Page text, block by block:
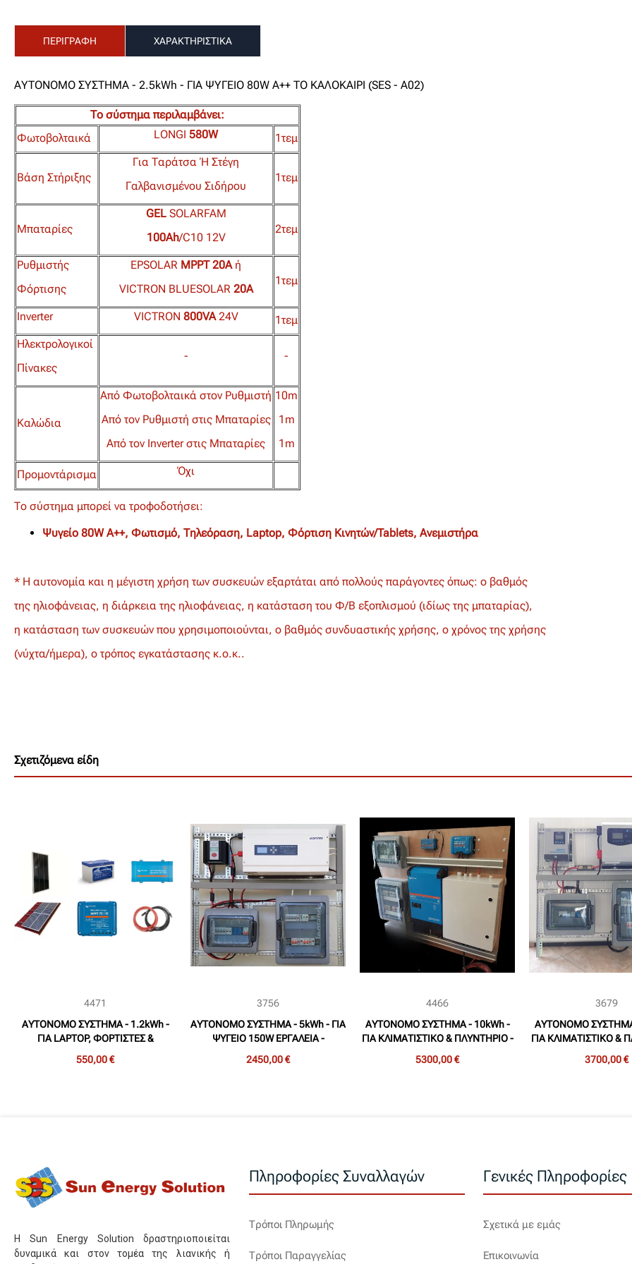
ΠΕΡΙΓΡΑΦΗ ΧΑΡΑΚΤΗΡΙΣΤΙΚΑ
ΑΥΤΟΝΟΜΟ ΣΥΣΤΗΜΑ - 2.5kWh - ΓΙΑ ΨΥΓΕΙΟ 80W Α++ ΤΟ ΚΑΛΟΚΑΙΡΙ (SES - A02)
Το σύστημα περιλαμβάνει:
Φωτοβολταικά
LONGI 580W 1τεμ
Βάση Στήριξης
Για Ταράτσα ή Στέγη
Γαλβανισμένου Σιδήρου
1τεμ
Μπαταρίες
GEL SOLARFAM
100Ah/C10 12V
2τεμ
Ρυθμιστής
Φόρτισης
EPSOLAR MPPT 20A ή
VICTRON BLUESOLAR 20Α
1τεμ
Inverter VICTRON 800VA24V
1τεμ
Ηλεκτρολογικοί
Πίνακες
- -
Καλώδια
Από Φωτοβολταικά στον Ρυθμιστή
Από τον Ρυθμιστή στις Μπαταρίες
Από τον Inverter στις Μπαταρίες
10m
1m
1m
Προμοντάρισμα Όχι
Το σύστημα μπορεί να τροφοδοτήσει:
Ψυγείο 80W A++, Φωτισμό, Τηλεόραση, Laptop, Φόρτιση Κινητών/Tablets, Ανεμιστήρα
* Η αυτονομία και η μέγιστη χρήση των συσκευών εξαρτάται από πολλούς παράγοντες όπως: ο βαθμός
της ηλιοφάνειας, η διάρκεια της ηλιοφάνειας, η κατάσταση του Φ/Β εξοπλισμού (ιδίως της μπαταρίας),
η κατάσταση των συσκευών που χρησιμοποιούνται, ο βαθμός συνδυαστικής χρήσης, ο χρόνος της χρήσης
(νύχτα/ήμερα), ο τρόπος εγκατάστασης κ.ο.κ..
Σχετιζόμενα είδη
4471
ΑΥΤΟΝΟΜΟ ΣΥΣΤΗΜΑ - 1.2kWh -
ΓΙΑ LAPTOP, ΦΟΡΤΙΣΤΕΣ &
A01)
550,00 €
3756
ΑΥΤΟΝΟΜΟ ΣΥΣΤΗΜΑ - 5kWh - ΓΙΑ
ΨΥΓΕΙΟ 150W ΕΡΓΑΛΕΙΑ -
2450,00 €
4466
ΑΥΤΟΝΟΜΟ ΣΥΣΤΗΜΑ - 10kWh -
ΓΙΑ ΚΛΙΜΑΤΙΣΤΙΚΟ & ΠΛΥΝΤΗΡΙΟ -
5300,00 €
3679
ΑΥΤΟΝΟΜΟ ΣΥΣΤΗΜΑ
ΓΙΑ ΚΛΙΜΑΤΙΣΤΙΚΟ &
3700,00 €
Η Sun Energy Solution δραστηριοποιείται
δυναμικά και στον τομέα της λιανικής ή
Πληροφορίες Συναλλαγών
Τρόποι Πληρωμής
Τρόποι Παραγγελίας
Γενικές Πληροφορίες
Σχετικά με εμάς
Επικοινωνία